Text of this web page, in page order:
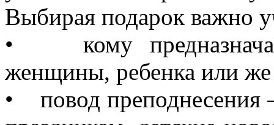
Выбирая подарок важно
• кому
женщины, ребенка или
• повод преподнесения